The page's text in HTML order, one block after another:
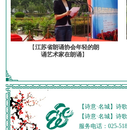
【江苏省朗诵协会年轻的朗
诵艺术家在朗诵】
【诗意·名城】
【诗意·名城】
服务电话：025-